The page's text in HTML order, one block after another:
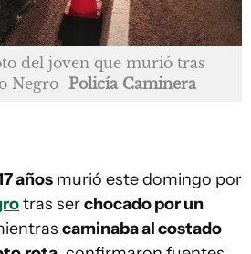
del joven que murió tras
Negro Policía Caminera
años murió este domingo por
tras serchocado por un
caminaba al costado